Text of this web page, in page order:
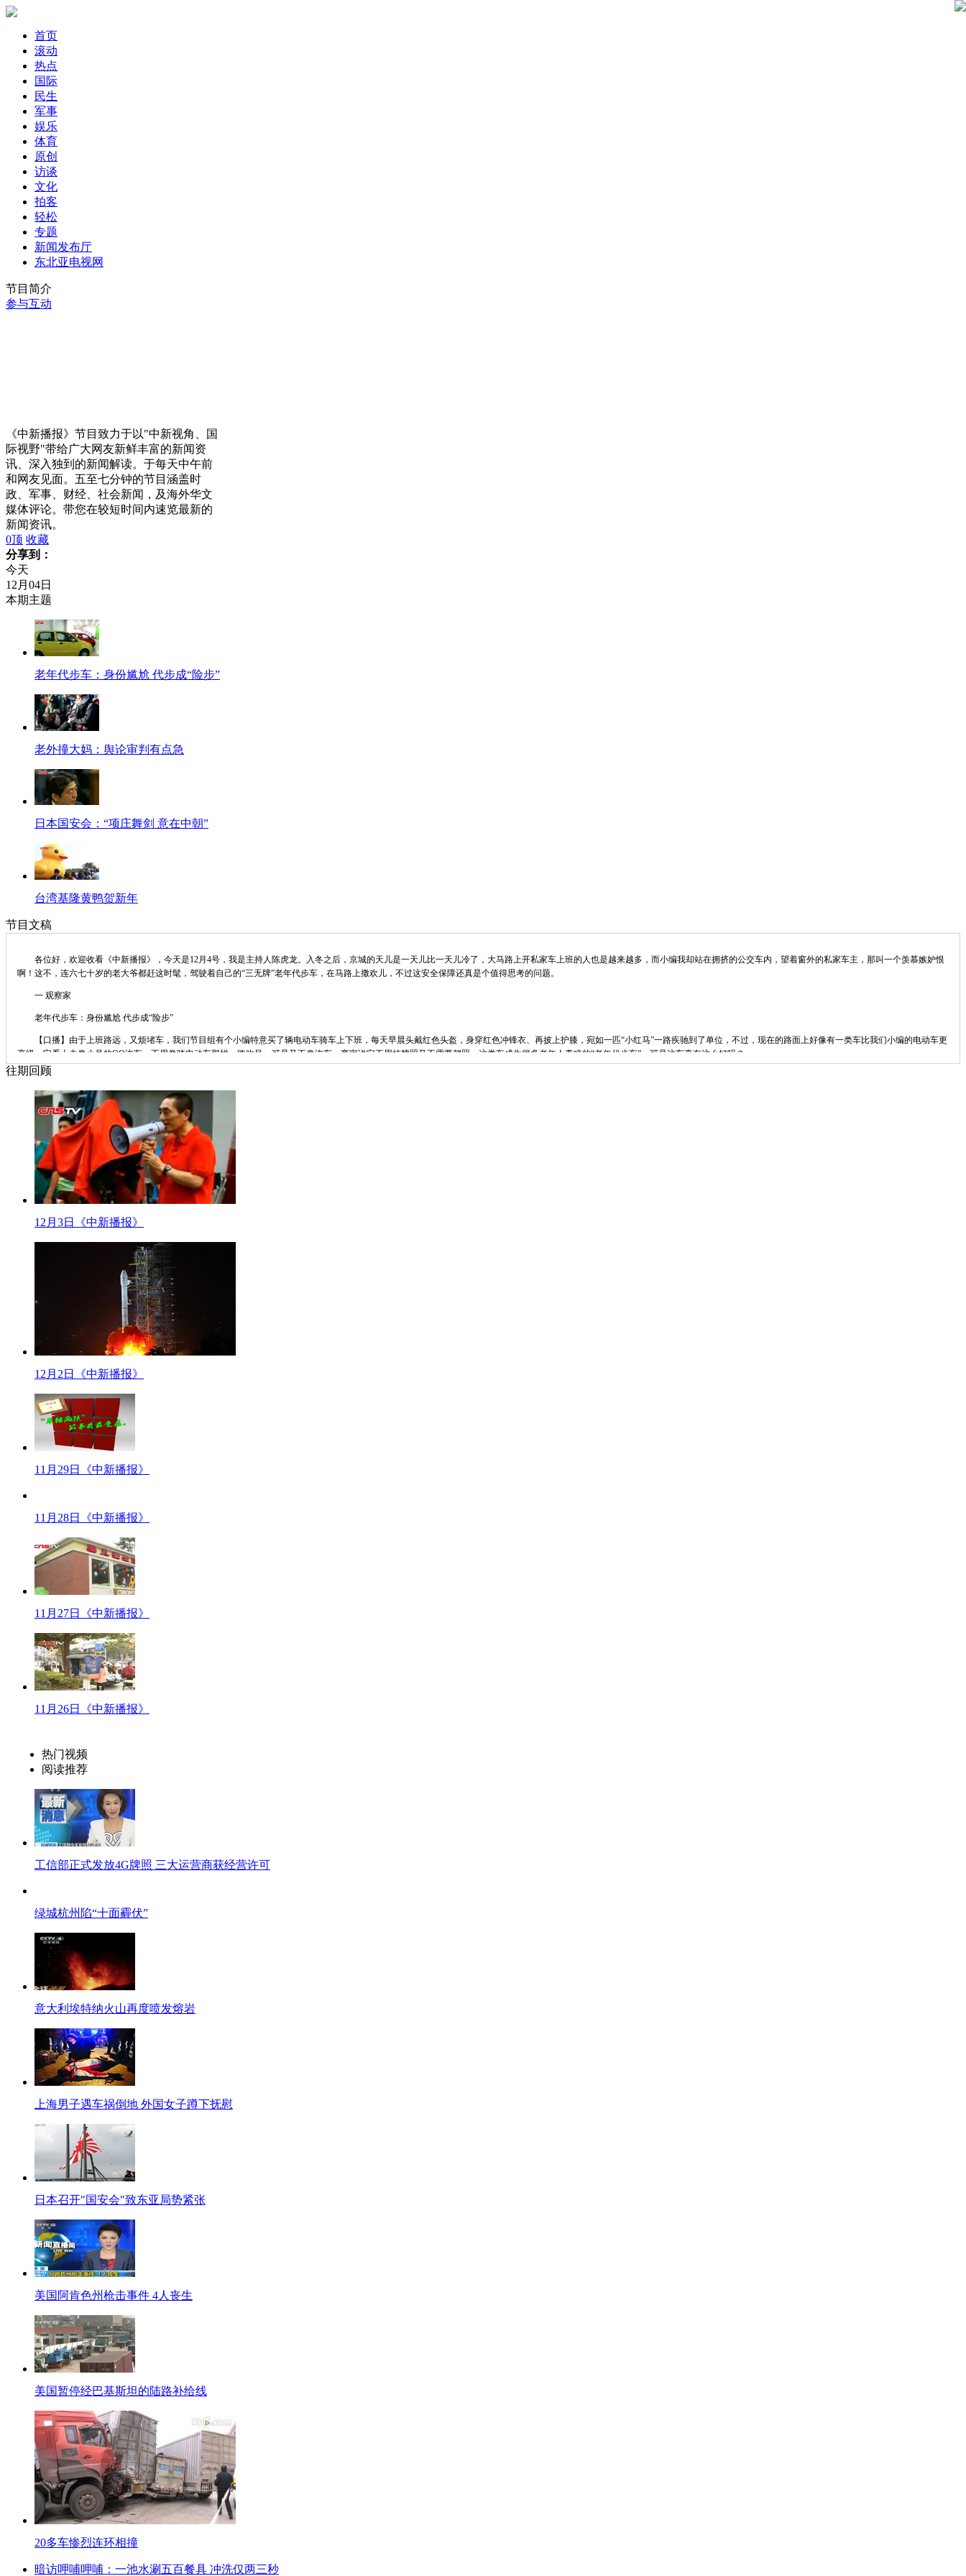
首页
滚动
热点
国际
民生
军事
娱乐
体育
原创
访谈
文化
拍客
轻松
专题
新闻发布厅
东北亚电视网
节目简介
参与互动
《中新播报》节目致力于以"中新视角、国
际视野"带给广大网友新鲜丰富的新闻资
讯、深入独到的新闻解读。于每天中午前
和网友见面。五至七分钟的节目涵盖时
政、军事、财经、社会新闻，及海外华文
媒体评论。带您在较短时间内速览最新的
新闻资讯。
0顶 收藏
分享到：
今天
12月04日
本期主题
老年代步车：身份尴尬 代步成“险步”
老外撞大妈：舆论审判有点急
日本国安会：“项庄舞剑 意在中朝”
台湾基隆黄鸭贺新年
节目文稿
各位好，欢迎收看《中新播报》，今天是12月4号，我是主持人陈虎龙。入冬之后，京城的天儿是一天儿比一天儿冷了，大马路上开私家车上班的人也是越来越多，而小编我却站在拥挤的公交车内，望着窗外的私家车主，那叫一个羡慕嫉妒恨
啊！这不，连六七十岁的老大爷都赶这时髦，驾驶着自己的“三无牌”老年代步车，在马路上撒欢儿，不过这安全保障还真是个值得思考的问题。
一 观察家
老年代步车：身份尴尬 代步成“险步”
【口播】由于上班路远，又烦堵车，我们节目组有个小编特意买了辆电动车骑车上下班，每天早晨头戴红色头盔，身穿红色冲锋衣、再披上护膝，宛如一匹“小红马”一路疾驰到了单位，不过，现在的路面上好像有一类车比我们小编的电动车更
高级，它看上去像小号的QQ汽车，不用像骑电动车那样一路吹风，可是又不像汽车，商家说它不用挂牌照又不需要驾照。这类车成为很多老年人青睐的“老年代步车”，可是这车真有这么好吗？
【解说】近年来，一种“老年代步车”逐步多了起来，这种车有四轮，也有三轮；有全封闭式，也有半封闭式；使用能源除汽、柴油外，还有电力，充满电可走好几十公里。此外，这种车还价格低廉无需缴费，所谓车船税、养路费、保险等一切
支出，与其无关。很多老人一辈子没开过车，退休想开车，却苦于无驾照，便选择了老年代步车，还有人驾驶老年代步车做起了拉客的生意，但这种“车”安全性却令人担忧，上路存在隐患。
在南京，记者发现，一些老年代步车和残疾车通常会在学校或景区附近出现。大部分市民都有乘坐的经历，这些小车随坐随走，非常方便。不过也有市民对这些车的安全性提出质疑。
【同期】南京市民 周先生
感觉方便还是挺方便的 但是存在安全的隐患吧 第一它也不算是合法正规的一个运营渠道 然后它在行驶当中也会出现个超速 违反交通规定这几个情况吧
【同期】南京某大学学生
因为这个国家这个交通法里规定说 黑车在出了交通事故对于我们这个安全是不保障的 所以为了自己的安全考虑吧 一般还是选择打车吧
【解说】最近在太原，还出现了首例因醉驾老年代步车而获刑的案例。被告人石某因醉酒和无证驾驶老年代步车，涉嫌危险驾驶罪，一审被判处拘役5个月，并处罚金人民币1万元。此外，别看这种代步车似模似样，其车壳用料却往往是价格低
清华大学汽车碰撞试验室主任张金换表示，老年代步车没有经过严格的生产质量保证，没有通过相关的特别是安全性法规的测试，一旦发生碰撞事故，后果不可想象。
【口播】有人说，那这种车就不能管管？实际上，老年代步车说是电动车吧不全是，说是机动车吧也不恰当，身份尴尬，管起来还真的不容易。
【同期】南京市车辆管理所检验科副科长 牟霞
我们南京市电动自行车上牌的标准就是 首先我们是确认 通过这个合格证来确认这辆车的品牌型号 然后来核对这个车架号和电机号并再采集 然后跟我们有一个执行的目录 就是江苏省电动自行车的这个备案表 跟这个表去核对 看它是不是在我们
那个备案目录表内 如果是的话 就对于这辆车给予上牌 但同时车主还要提供购车发票和身份证件
【解说】南京市车辆管理所检验科副科长牟霞所说的这本目录就是由江苏省经信委、工商局、质监局联合制定的一本合格电动自行车名目表，上面罗列了所有符合上牌的标准的各种品牌的电动自行车。不过牟霞告诉记者，我们国家对电动自行
据了解，我国对电动车的时速、重量等都有相关标准，老年代步车如果划到电动车行列，超标不说还超速；而划入机动车里的话，该车型又没有相应的质量监督标准，没有进行撞击试验等安全性测试，不在上牌车辆目录范围，无法上路。
然而，老年代步车大行其道，其另类生存却反映出市场需求的力量。对这种“代步车”的发展，专家的观点也不一致。
广泛接受，尤其是在城乡结合地带和农村地区，可以部分替代传统燃油汽车需求。山东省汽车行业协会秘书长魏学勤则建议，国家应尽快制定符合国情的低速电动汽车标准，让劣质产品难以流入市场。在低速电动车管理上，要明确挂什么牌照，保
【口播】
12月2日，北京街头的一起交通事故迅速在网上传播。事件主人公是一名外籍男子和中年妇女。事后出现几种舆论，比方说“老外扶摔倒大妈，遭讹1800元”、 “老外用中文对倒地大妈爆粗口”上。随着更多信息的曝光，舆论发生了反转，有人抨
击媒体误导，有人抨击老外欺负人。这事究竟该怎样看呢？
【解说】
人们对此事评判的依据是一组照片及图片注明。照片上的大妈显得在“耍泼”，而外籍小伙显得非常委屈。图注非常具有倾向性，既没有提确实发生了碰撞，也没有提外籍小伙的粗口和主动推搡行为，纯粹地把大妈塑造为一个碰瓷者，而外国小
伙则成了“扶老人”的又一个牺牲品。不过后来经过媒体认真调查，此组图片所表述内容与事实有所出入，这名外籍男子驾驶无牌摩托车，确实撞倒了中年妇女，双方随后发生纠纷，后来妇女被送医检查，因伤情轻微，双方在交警调解下，最终外籍
男子支付了精神损失费、医药费等共1800元赔偿金。事件的真相如此简单，而并非当初网友们想象的那样。
【口播】
近期“扶老人被讹”的现象又有多发之势，人们对这种现象深恶痛绝。于是每当有这类报道时，人们都会对这种丑行谴责一番，尤其是“丢人丢到外国人身上”的时候。其实，发生碰撞，我们来看看几种理想的可能性。
碰撞1
发生碰撞，大妈摔倒没受伤，小伙经过时扶起大妈，真诚道歉，大妈客气。
碰撞2
发生碰撞，大妈受伤，小伙与大妈对伤情的认知一致，小伙送大妈到医院，并赔偿一定的医药费，数额双方均认可。
碰撞3
的确发生碰撞，双方对受伤程度认识不统一，通过理性的举证和讨价还价来达成协议。
是“好人”谁是“坏人”呢？
【微博】
小玲子
[page title= subtitle=]
本来，外国人违章驾驶，出车祸被交警处理，中国大妈被撞得到赔偿。这么简单一件事故上纲上线成国际敌视，没有把握立场的媒体应该打八十大板，在一边煽风点火的围观看客应该打二十大板。
ABC会长
严明公正的司法，使人们对陌生人的信任会大大提高，因为不守信将要付出高昂的法律成本，当交通事故的鉴定不存在偏袒或者草率认定时，死躺在路上不走的可能性也会小很多。
当事人大妈
好多老家人给我打电话骂我，说我在北京碰瓷！不实报道让我压力很大，将追究拍照者的责任
网上有句流传很广的名言——你所站立的地方，就是你的中国。这本是自律用的警句，但不少人搞错了，拿它向外衡量一切，在每个人脚下都找出一个“中国”来：有人闯红灯，所以“中国人就是不守规则”；有人路边偷瓜，所以“全国人民的脸
都被丢尽了”……总之，只要发现不文明现象，便丢出“中国人就是没素质”的结论。一件鸡毛小事炒得这么大，说明有太多人习惯于抽象、宏大地去解读一些事件，而缺少就事论事的思维和心态。
三 时事每日鲜
标题：日本国安会：“项庄舞剑 意在中朝”
口播：今天，日本“国家安全保障会议”正式启动。这一机构参照美国国家安全委员会，负责制定日本外交和安全保障政策。据说这个国安会一开张就挺忙乎的，他们忙什么呢？我们来看看。
解说：日本内阁官房长官菅义伟3日说，“国安会”在启动当天将举行由首相、官房长官、外务大臣、防卫大臣参加的“四大臣会议”，讨论制定日本中长期的外交和安全保障战略，以及制定突发事件应对措施。据悉，日本国安会定于明年1月开始
运行，人员编制约60人。对于日本国安会的启动，外交学院国家关系研究所周平教授认为。
同期：外交学院国际关系研究所教授 周永生
我觉得这个国家安全委员会是安倍独揽大权的这样一个机构设置，很可能促使日本在右倾化的道路向更加危险的方向发展。
口播：据说，日本这个国安会成立伊始，首要大事就是进行所谓的“安全布局”，设在首相官邸4楼的美、英两国安保专线自然不必说，向法国、德国、澳大利亚等发达国家抛出橄榄枝也属意料之中，但值得一提的是，日本还表示俄罗斯和韩国
也该是安全盟友。
它这个举动带有拉拢俄国，拉拢韩国这样一个目的，毕竟俄国他处于一个国家实力还没有恢复，在经济上二流国家的这样一个地位，在这种情况下它觉得俄国并不是它的真正威胁因此它愿意通过拉拢俄国尤其是分化中国两国关系来增强自己的
势力，另外一个方面韩国虽然和日本在领土问题上、在历史问题上尖锐对立 但是日本骨子里边也有点瞧不起韩国，认为韩国不是它真正的对手而在对抗之余它也愿意选择拉拢韩国这样一个政策，所以它要同俄国和韩国建立热线电话,实际上也是它
这种外交思路的反应。
解说：周平教授表示，日本安全委员会不惜拉拢俄国和韩国，进行所谓的安全网络布局，颇有项庄舞剑意在沛公的含义，而其所警惕的目标国显而易见。
同期：外交学院国际关系研究所教授周永生
我们看到国家安全保障委员会它里边事务局下设的结构我们就可以看到，它主要是下设6个机构, 一个是总后机构、再一个是情报机构、再一个是战略机构、接着呢就是同盟国和友好国家机构、再就是对中国对朝鲜机构.我们看一共6个机构当
国和朝鲜的友好，而是一种敌视性的重视。
标题:台湾基隆黄鸭贺新年
往期回顾
12月3日《中新播报》
12月2日《中新播报》
11月29日《中新播报》
11月28日《中新播报》
11月27日《中新播报》
11月26日《中新播报》
热门视频
阅读推荐
工信部正式发放4G牌照 三大运营商获经营许可
绿城杭州陷“十面霾伏”
意大利埃特纳火山再度喷发熔岩
上海男子遇车祸倒地 外国女子蹲下抚慰
日本召开"国安会"致东亚局势紧张
美国阿肯色州枪击事件 4人丧生
美国暂停经巴基斯坦的陆路补给线
20多车惨烈连环相撞
暗访呷哺呷哺：一池水涮五百餐具 冲洗仅两三秒